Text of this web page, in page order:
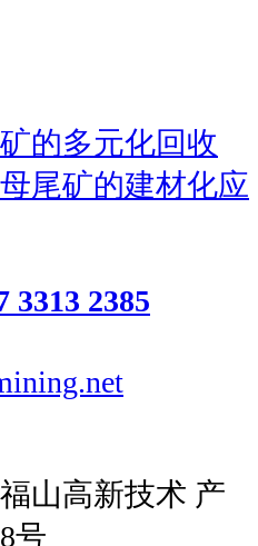
的多元化回收
尾矿的建材化应
3313 2385
山高新技术 产
号